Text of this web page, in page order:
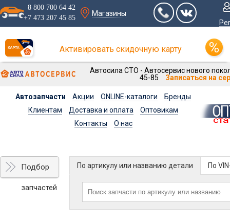
8 800 700 64 42
+7 473 207 45 85
Магазины
Активировать скидочную карту
Автосила СТО - Автосервис нового
45-85
Записаться на
Автозапчасти Акции ONLINE-каталоги
Бренды
Клиентам
Доставка и оплата
Оптовикам
Контакты
О нас
Подбор
запчастей
По артикулу или названию детали По